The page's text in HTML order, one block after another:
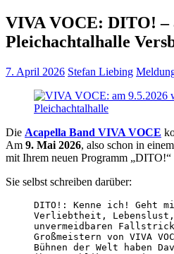
VIVA VOCE: DITO! –
Pleichachtalhalle
7. April 2026 Stefan Liebing
Die Acapella Band VIVA VOCE
Am 9. Mai 2026, also schon in
mit Ihrem neuen Programm „DITO!“
Sie selbst schreiben darüber:
DITO!: Kenne ich! Geht
Verliebtheit, Lebenslust,
unvermeidbaren
Großmeistern von VIVA
Bühnen der Welt haben